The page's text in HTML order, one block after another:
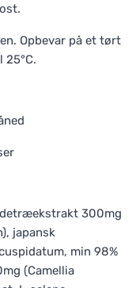
Opbevar på et tørt
300mg
japansk
min 98%
(Camellia